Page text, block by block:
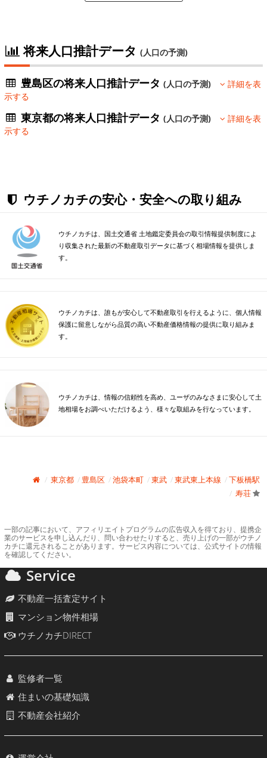
将来人口推計データ (人口の予測)
豊島区の将来人口推計データ(人口の予測)
詳細を表
示する
東京都の将来人口推計データ(人口の予測)
詳細を表
示する
ウチノカチの安心・安全への取り組み
ウチノカチは、国土交通省 土地鑑定委員会の取引情報提供制度によ
り収集された最新の不動産取引データに基づく相場情報を提供しま
す。
ウチノカチは、誰もが安心して不動産取引を行えるように、個人情報
保護に留意しながら品質の高い不動産価格情報の提供に取り組みま
す。
ウチノカチは、情報の信頼性を高め、ユーザのみなさまに安心して土
地相場をお調べいただけるよう、様々な取組みを行なっています。
東京都 豊島区 池袋本町 東武 東武東上本線
下板橋駅
寿荘
一部の記事において、アフィリエイトプログラムの広告収入を得ており、提携企
業のサービスを申し込んだり、問い合わせたりすると、売り上げの一部がウチノ
カチに還元されることがあります。サービス内容については、公式サイトの情報
を確認してください。
Service
不動産一括査定サイト
マンション物件相場
ウチノカチDIRECT
監修者一覧
住まいの基礎知識
不動産会社紹介